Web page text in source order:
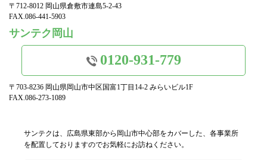
〒712-8012 岡山県倉敷市連島5-2-43
FAX.086-441-5903
サンテク岡山
0120-931-779
〒703-8236 岡山県岡山市中区国富1丁目14-2 みらいビル1F
FAX.086-273-1089
サンテクは、広島県東部から岡山市中心部をカバーした、各事業所
を配置しておりますのでお気軽にお訪ねください。